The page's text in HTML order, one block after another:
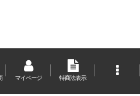
マイページ 特商法表示